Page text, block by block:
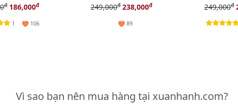
đ186,000đ
1 106
cho da, 30ml
249,000đ238,000đ
89
khôi phục,
10ml
249,000đ
Vì sao bạn nên mua hàng tại xuanhanh.com?